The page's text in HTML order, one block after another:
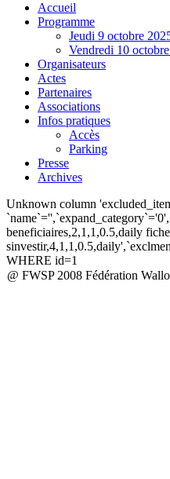
Accueil
Programme
Jeudi 9 octobre
Vendredi 10
Organisateurs
Actes
Partenaires
Associations
Infos pratiques
Accès
Parking
Presse
Archives
Unknown column
beneficiaires,2,1,1,0.5,daily
WHERE id=1
@ FWSP 2008 Fédération